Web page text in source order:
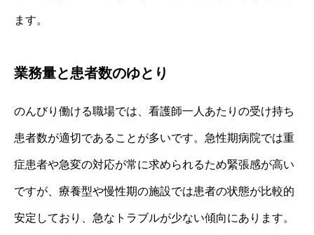
ます。
業務量と患者数のゆとり
のんびり働ける職場では、看護師一人あたりの受け持ち
患者数が適切であることが多いです。急性期病院では重
症患者や急変の対応が常に求められるため緊張感が高い
ですが、療養型や慢性期の施設では患者の状態が比較的
安定しており、急なトラブルが少ない傾向にあります。